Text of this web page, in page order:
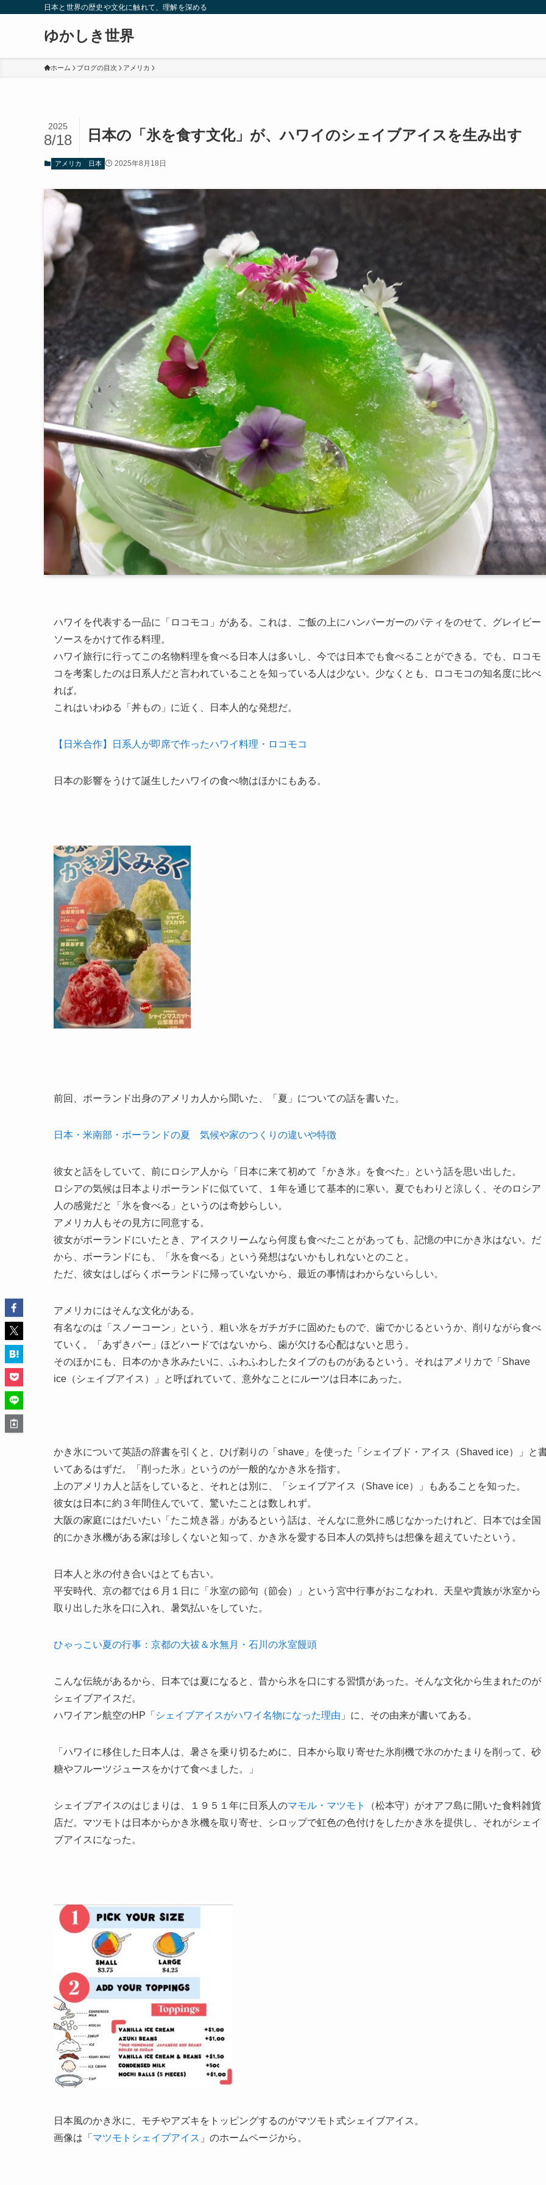
日本と世界の歴史や文化に触れて、理解を深める
ゆかしき世界
ホーム ブログの目次 アメリカ
日本の「氷を食す文化」が、ハワイのシェイブアイスを生み出す
2025
8/18
アメリカ 日本 2025年8月18日
ハワイを代表する一品に「ロコモコ」がある。これは、ご飯の上にハンバーガーのパティをのせて、グレイビー
ソースをかけて作る料理。
ハワイ旅行に行ってこの名物料理を食べる日本人は多いし、今では日本でも食べることができる。でも、ロコモ
コを考案したのは日系人だと言われていることを知っている人は少ない。少なくとも、ロコモコの知名度に比べ
れば。
これはいわゆる「丼もの」に近く、日本人的な発想だ。
【日米合作】日系人が即席で作ったハワイ料理・ロコモコ
日本の影響をうけて誕生したハワイの食べ物はほかにもある。
前回、ポーランド出身のアメリカ人から聞いた、「夏」についての話を書いた。
日本・米南部・ポーランドの夏 気候や家のつくりの違いや特徴
彼女と話をしていて、前にロシア人から「日本に来て初めて『かき氷』を食べた」という話を思い出した。
ロシアの気候は日本よりポーランドに似ていて、１年を通じて基本的に寒い。夏でもわりと涼しく、そのロシア
人の感覚だと「氷を食べる」というのは奇妙らしい。
アメリカ人もその見方に同意する。
彼女がポーランドにいたとき、アイスクリームなら何度も食べたことがあっても、記憶の中にかき氷はない。だ
から、ポーランドにも、「氷を食べる」という発想はないかもしれないとのこと。
ただ、彼女はしばらくポーランドに帰っていないから、最近の事情はわからないらしい。
アメリカにはそんな文化がある。
有名なのは「スノーコーン」という、粗い氷をガチガチに固めたもので、歯でかじるというか、削りながら食べ
ていく。「あずきバー」ほどハードではないから、歯が欠ける心配はないと思う。
そのほかにも、日本のかき氷みたいに、ふわふわしたタイプのものがあるという。それはアメリカで「Shave
ice（シェイブアイス）」と呼ばれていて、意外なことにルーツは日本にあった。
かき氷について英語の辞書を引くと、ひげ剃りの「shave」を使った「シェイブド・アイス（Shaved ice）」と
いてあるはずだ。「削った氷」というのが一般的なかき氷を指す。
上のアメリカ人と話をしていると、それとは別に、「シェイブアイス（Shave ice）」もあることを知った。
彼女は日本に約３年間住んでいて、驚いたことは数しれず。
大阪の家庭にはだいたい「たこ焼き器」があるという話は、そんなに意外に感じなかったけれど、日本では全国
的にかき氷機がある家は珍しくないと知って、かき氷を愛する日本人の気持ちは想像を超えていたという。
日本人と氷の付き合いはとても古い。
平安時代、京の都では６月１日に「氷室の節句（節会）」という宮中行事がおこなわれ、天皇や貴族が氷室から
取り出した氷を口に入れ、暑気払いをしていた。
ひゃっこい夏の行事：京都の大祓＆水無月・石川の氷室饅頭
こんな伝統があるから、日本では夏になると、昔から氷を口にする習慣があった。そんな文化から生まれたのが
シェイブアイスだ。
ハワイアン航空のHP「 シェイブアイスがハワイ名物になった理由 」に、その由来が書いてある。
「ハワイに移住した日本人は、暑さを乗り切るために、日本から取り寄せた氷削機で氷のかたまりを削って、砂
糖やフルーツジュースをかけて食べました。」
シェイブアイスのはじまりは、１９５１年に日系人のマモル・マツモト
（松本守）がオアフ島に開いた食料雑貨
店だ。マツモトは日本からかき氷機を取り寄せ、シロップで虹色の色付けをしたかき氷を提供し、それがシェイ
ブアイスになった。
日本風のかき氷に、モチやアズキをトッピングするのがマツモト式シェイブアイス。
画像は「 マツモトシェイブアイス 」のホームページから。